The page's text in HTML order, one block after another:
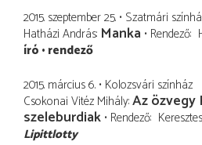
2015. szeptember 25. Szatmári
Hatházi András Manka Rendező
író rendező
2015. március 6. Kolozsvári színház
Csokonai Vitéz Mihály Az özvegy
szeleburdiak Rendező
Lipittlotty